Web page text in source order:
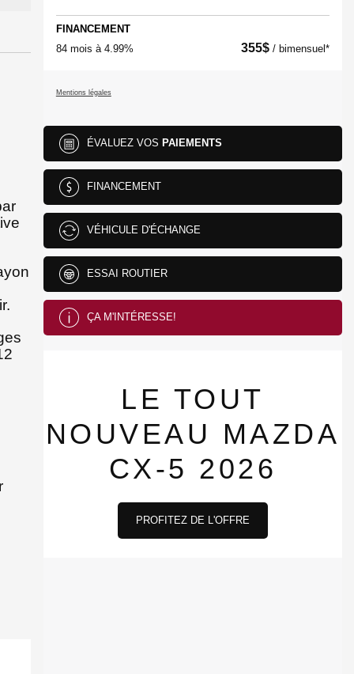
FINANCEMENT
84 mois à 4.99%
355$ / bimensuel*
Mentions légales
ÉVALUEZ VOS PAIEMENTS
FINANCEMENT
VÉHICULE D'ÉCHANGE
ESSAI ROUTIER
ÇA M'INTÉRESSE!
LE TOUT
NOUVEAU MAZDA
CX-5 2026
PROFITEZ DE L'OFFRE